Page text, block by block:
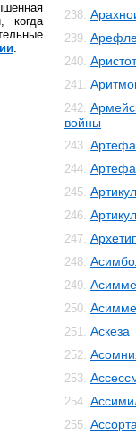
когда
.
238.
239.
240.
241.
242.
войны
243.
244.
245.
246.
247.
248.
249.
250.
251. Аскеза
252.
253.
254.
255.